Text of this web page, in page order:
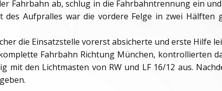
Fahrbahn ab, schlug in die Fahrbahntrennung ein
Aufpralles war die vordere Felge in zwei Hälften
die Einsatzstelle vorerst absicherte und erste Hilfe
Fahrbahn Richtung München, kontrollierten
den Lichtmasten von RW und LF 16/12 aus.